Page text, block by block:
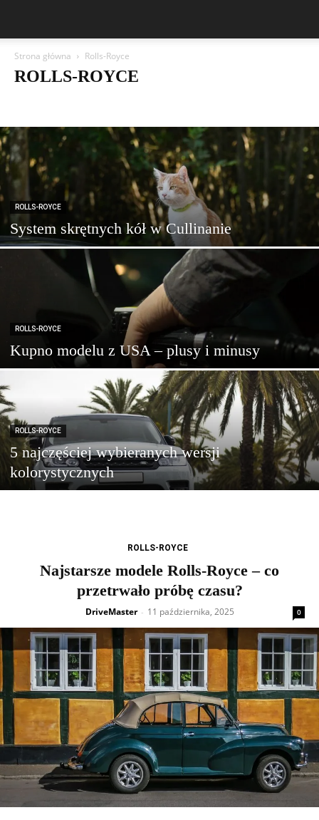
Strona główna Rolls-Royce
ROLLS-ROYCE
Honda
Hyundai Jeep Lamborghini Lexus
Maserati
Mercedes-Benz Mitsubishi Nissan
Peugeot
Porsche
Rolls-Royce Skoda Subaru
Suzuki
Tesla
Toyota Volkswagen (VW) Volvo Wasze Artykuły
ROLLS-ROYCE
System skrętnych kół w Cullinanie
ROLLS-ROYCE
Kupno modelu z USA – plusy i minusy
ROLLS-ROYCE
5 najczęściej wybieranych wersji
kolorystycznych
ROLLS-ROYCE
Najstarsze modele Rolls-Royce – co
przetrwało próbę czasu?
DriveMaster - 11 października, 2025 0